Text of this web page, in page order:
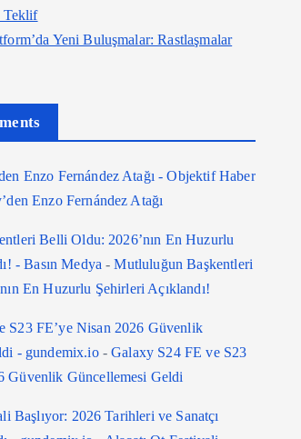
Teklif
Yeni Buluşmalar: Rastlaşmalar
Enzo Fernández Atağı - Objektif Haber
Enzo Fernández Atağı
Belli Oldu: 2026’nın En Huzurlu
- Basın Medya -Mutluluğun Başkentleri
En Huzurlu Şehirleri Açıklandı!
S23 FE’ye Nisan 2026 Güvenlik
- gundemix.io-Galaxy S24 FE ve S23
Güvenlik Güncellemesi Geldi
Başlıyor: 2026 Tarihleri ve Sanatçı